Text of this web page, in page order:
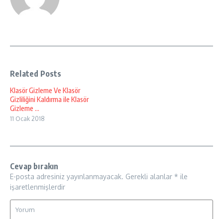
Related Posts
Klasör Gizleme Ve Klasör
Gizliliğini Kaldırma ile Klasör
Gizleme ...
11 Ocak 2018
Cevap bırakın
E-posta adresiniz yayınlanmayacak. Gerekli alanlar * ile
işaretlenmişlerdir